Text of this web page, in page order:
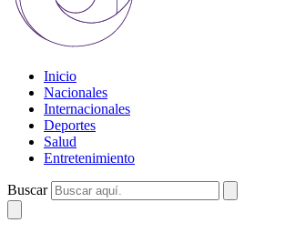
Inicio
Nacionales
Internacionales
Deportes
Salud
Entretenimiento
Buscar